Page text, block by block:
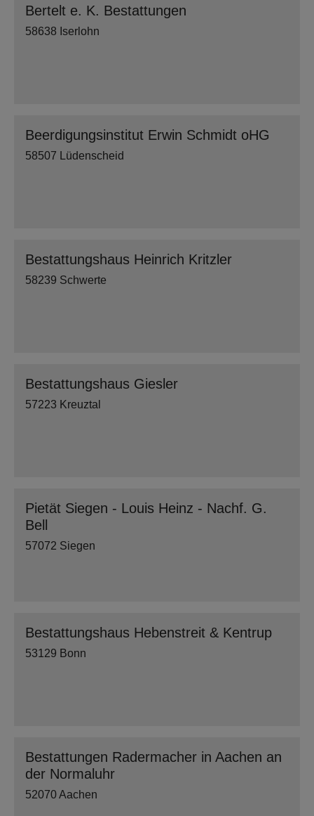
Bertelt e. K. Bestattungen
58638 Iserlohn
Beerdigungsinstitut Erwin Schmidt oHG
58507 Lüdenscheid
Bestattungshaus Heinrich Kritzler
58239 Schwerte
Bestattungshaus Giesler
57223 Kreuztal
Pietät Siegen - Louis Heinz - Nachf. G.
Bell
57072 Siegen
Bestattungshaus Hebenstreit & Kentrup
53129 Bonn
Bestattungen Radermacher in Aachen an
der Normaluhr
52070 Aachen